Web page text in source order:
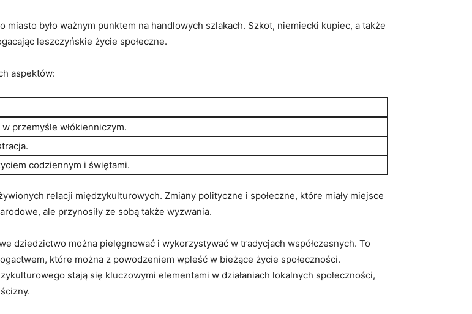
było ważnym punktem na handlowych szlakach. Szkot, niemiecki kupiec, a także
leszczyńskie życie społeczne.
aspektów:
przemyśle włókienniczym.
codziennym i świętami.
relacji międzykulturowych. Zmiany polityczne i społeczne, które miały miejsce
ale przynosiły ze sobą także wyzwania.
dziedzictwo można pielęgnować i wykorzystywać w tradycjach współczesnych. To
które można z powodzeniem wpleść w bieżące życie społeczności.
stają się kluczowymi elementami w działaniach lokalnych społeczności,